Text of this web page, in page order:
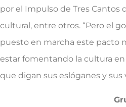
por el Impulso de Tres Cantos
cultural, entre otros. “Pero el
puesto en marcha este pacto
estar fomentando la cultura
que digan sus eslóganes y sus